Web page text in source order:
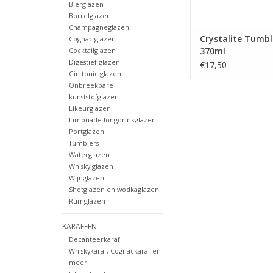
Bierglazen
Borrelglazen
Champagneglazen
Cognac glazen
Cocktailglazen
Digestief glazen
Gin tonic glazen
Onbreekbare
kunststofglazen
Likeurglazen
Limonade-longdrinkglazen
Portglazen
Tumblers
Waterglazen
Whisky glazen
Wijnglazen
Shotglazen en wodkaglazen
Rumglazen
KARAFFEN
Decanteerkaraf
Whiskykaraf, Cognackaraf en
meer
Crystalite
370ml
€17,50